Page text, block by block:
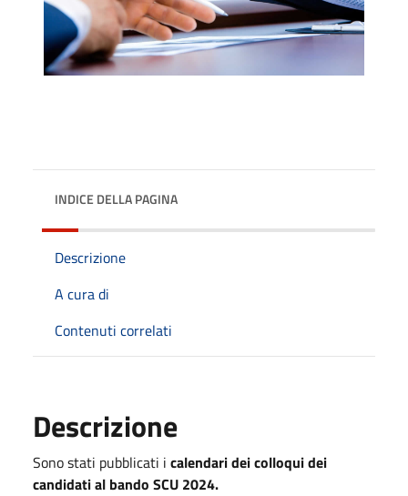
INDICE DELLA PAGINA
Descrizione
A cura di
Contenuti correlati
Descrizione
Sono stati pubblicati i calendari dei colloqui dei
candidati al bando SCU 2024.